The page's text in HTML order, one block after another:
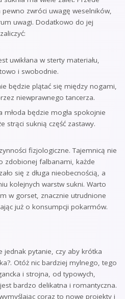
zwróci uwagę weselników,
uwagi. Dodatkowo do jej
uwikłana w sterty materiału,
i swobodnie.
będzie plątać się między nogami,
niewprawnego tancerza.
młoda będzie mogła spokojnie
strąci suknią część zastawy.
fizjologiczne. Tajemnicą nie
zdobionej falbanami, każde
się z długa nieobecnością, a
kolejnych warstw sukni. Warto
w gorset, znacznie utrudnione
już o konsumpcji pokarmów.
jednak pytanie, czy aby krótka
Otóż nic bardziej mylnego, tego
i strojna, od typowych,
bardzo delikatna i romantyczna.
coraz to nowe projekty i